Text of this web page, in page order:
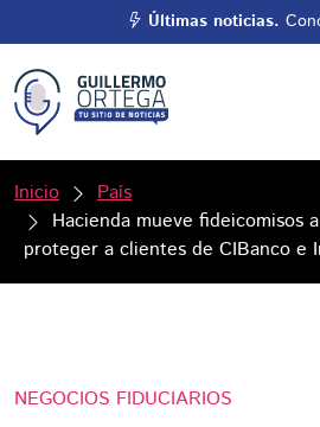
Últimas noticias.
Inicio
País
Hacienda mueve fideicomisos
proteger a clientes de CIBanco e
NEGOCIOS FIDUCIARIOS